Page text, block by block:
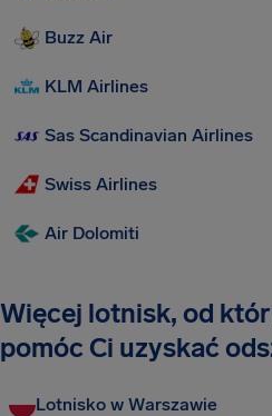
Buzz Air
KLM Airlines
Sas Scandinavian Airlines
Swiss Airlines
Air Dolomiti
Więcej lotnisk, od
pomóc Ci uzyskać
Lotnisko w Warszawie